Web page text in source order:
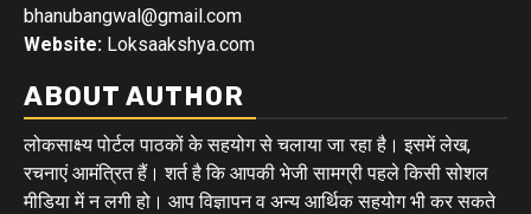
bhanubangwal@gmail.com
Website: Loksaakshya.com
ABOUT AUTHOR
लोकसाक्ष्य पोर्टल पाठकों के सहयोग से चलाया जा रहा है। इसमें लेख,
रचनाएं आमंत्रित हैं। शर्त है कि आपकी भेजी सामग्री पहले किसी सोशल
मीडिया में न लगी हो। आप विज्ञापन व अन्य आर्थिक सहयोग भी कर सकते